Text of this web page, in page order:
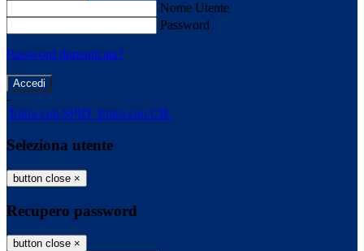
Nome Utente
Password
Password dimenticata?
-
Entra con SPID Entra con CIE
Seleziona utente
button close ×
Recupero password
button close ×